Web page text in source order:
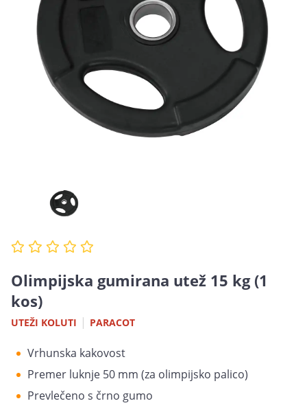
Olimpijska gumirana utež 15 kg (1
kos)
UTEŽI KOLUTI | PARACOT
Vrhunska kakovost
Premer luknje 50 mm (za olimpijsko palico)
Prevlečeno s črno gumo